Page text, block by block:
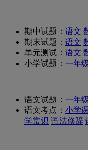
期中试题： 语文
期末试题： 语文
单元测试： 语文
小学试题： 一年
语文试题： 一年
语文考点： 小学
学常识 语法修辞